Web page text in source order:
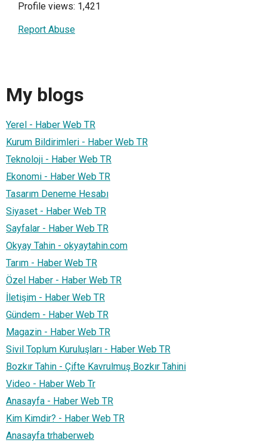
Profile views: 1,421
Report Abuse
My blogs
Yerel - Haber Web TR
Kurum Bildirimleri - Haber Web TR
Teknoloji - Haber Web TR
Ekonomi - Haber Web TR
Tasarım Deneme Hesabı
Siyaset - Haber Web TR
Sayfalar - Haber Web TR
Okyay Tahin - okyaytahin.com
Tarım - Haber Web TR
Özel Haber - Haber Web TR
İletişim - Haber Web TR
Gündem - Haber Web TR
Magazin - Haber Web TR
Sivil Toplum Kuruluşları - Haber Web TR
Bozkır Tahin - Çifte Kavrulmuş Bozkır Tahini
Video - Haber Web Tr
Anasayfa - Haber Web TR
Kim Kimdir? - Haber Web TR
Anasayfa trhaberweb